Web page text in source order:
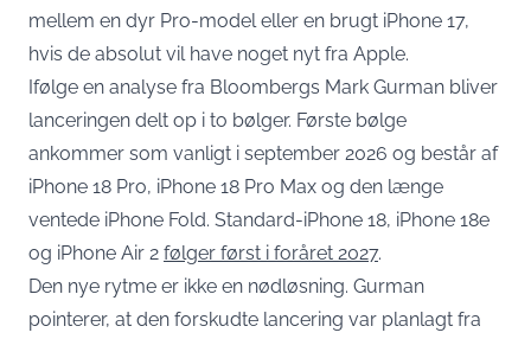
mellem en dyr Pro-model eller en brugt iPhone 17,
hvis de absolut vil have noget nyt fra Apple.
Ifølge en analyse fra Bloombergs Mark Gurman bliver
lanceringen delt op i to bølger. Første bølge
ankommer som vanligt i september 2026 og består af
iPhone 18 Pro, iPhone 18 Pro Max og den længe
ventede iPhone Fold. Standard-iPhone 18, iPhone 18e
og iPhone Air 2 følger først i foråret 2027.
Den nye rytme er ikke en nødløsning. Gurman
pointerer, at den forskudte lancering var planlagt fra